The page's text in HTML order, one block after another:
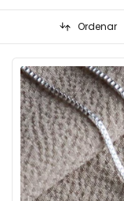
Ordenar